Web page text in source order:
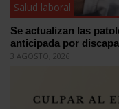
Salud laboral
Se actualizan las
anticipada por
3 AGOSTO, 2026